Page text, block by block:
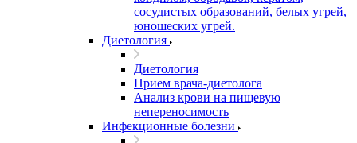
сосудистых образований, белых угрей,
юношеских угрей.
Диетология
Диетология
Прием врача-диетолога
Анализ крови на пищевую
непереносимость
Инфекционные болезни